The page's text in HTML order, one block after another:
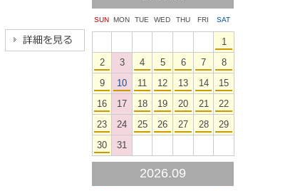
SUN MON TUE WED THU FRI SAT
1
2
3 4 5 6 7
8
9
10 11 12 13 14
15
16
17 18 19 20 21
22
23
24 25 26 27 28
29
30
31
2026.09